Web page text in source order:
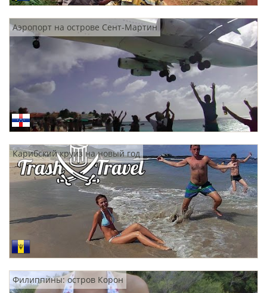
Аэропорт на острове Сент-Мартин
Карибский круиз на новый год
Филиппины: остров Корон